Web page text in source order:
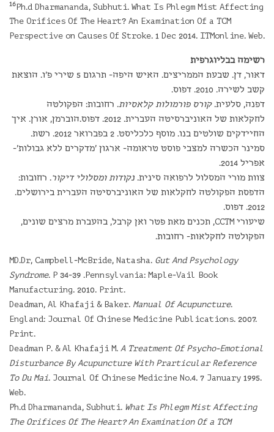
16 Ph.d Dharmananda, Subhuti. What Is Phlegm Mist Affecting
The Orifices Of The Heart? An Examination Of a TCM
Perspective on Causes Of Stroke. 1 Dec 2014. ITMonline. Web.
רשימה בבליוגרפית
דאור, דן. שבעת הממריצים. האיש היפה- תרגום 5 שירי פ'ו. הוצאת
קשב לשירה. 2010. דפוס.
דפנה, סלעית.קורס פורמולות קלאסיות. רחובות: הפקולטה
לחקלאות של האוניברסיטה העברית. 2012. דפוס.הוברמן, אורן. איך
החיידקים שולטים בנו. מוסף כלכליסט. 2 בפברואר 2012. רשת.
סמינר הכשרה למצבי פוסט טראומה- ארגון 'מדקרים ללא גבולות'-
אפריל 2014.
צוות מורי המסלול לרפואה סינית. נקודות ומסלולי דיקור. רחובות:
הדפסת הפקולטה לחקלאות של האוניברסיטה העברית בירושלים.
2012. דפוס.
שיעורי CCTM, תכנים מאת פטר ואן קרבל, בהעברת מרצים שונים,
הפקולטה לחקלאות- רחובות.
MD.Dr, Campbell-McBride, Natasha. Gut And Psychology
Syndrome. P 34-39 .Pennsylvania: Maple-Vail Book
Manufacturing. 2010. Print.
Deadman, Al Khafaji & Baker. Manual Of Acupuncture.
England: Journal Of Chinese Medicine Publications. 2007.
Print.
Deadman P. & Al Khafaji M. A Treatment Of Psycho-Emotional
Disturbance By Acupuncture With Prarticular Reference
To Du Mai. Journal Of Chinese Medicine No.4. 7 January 1995.
Web.
Ph.d Dharmananda, Subhuti. What Is Phlegm Mist Affecting
The Orifices Of The Heart? An Examination Of a TCM